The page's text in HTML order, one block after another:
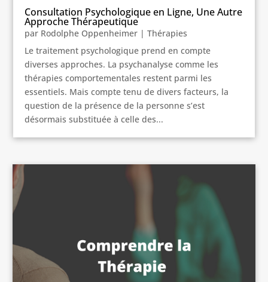
Consultation Psychologique en Ligne, Une Autre
Approche Thérapeutique
par Rodolphe Oppenheimer |Thérapies
Le traitement psychologique prend en compte
diverses approches. La psychanalyse comme les
thérapies comportementales restent parmi les
essentiels. Mais compte tenu de divers facteurs, la
question de la présence de la personne s’est
désormais substituée à celle des...